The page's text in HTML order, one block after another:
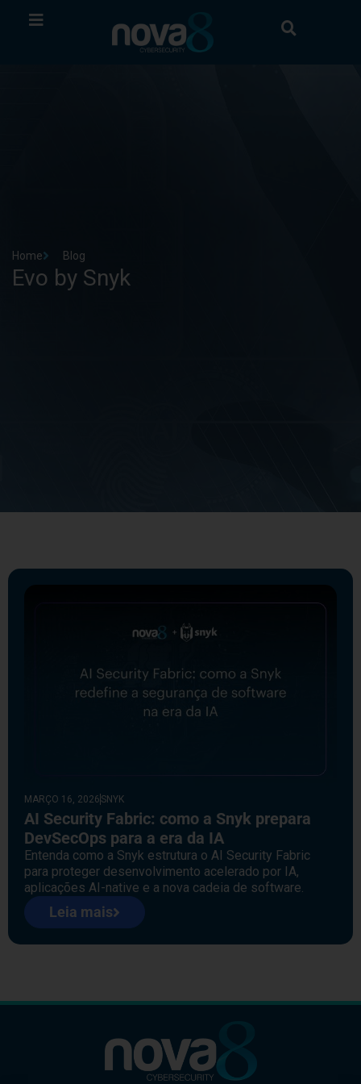
Home Blog
Evo by Snyk
MARÇO 16, 2026 SNYK
AI Security Fabric: como a Snyk prepara
DevSecOps para a era da IA
Entenda como a Snyk estrutura o AI Security Fabric
para proteger desenvolvimento acelerado por IA,
aplicações AI-native e a nova cadeia de software.
Leia mais